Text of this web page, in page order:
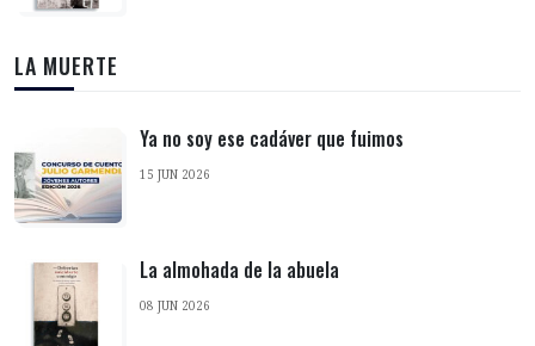
LA MUERTE
Ya no soy ese cadáver que fuimos
15 JUN 2026
La almohada de la abuela
08 JUN 2026